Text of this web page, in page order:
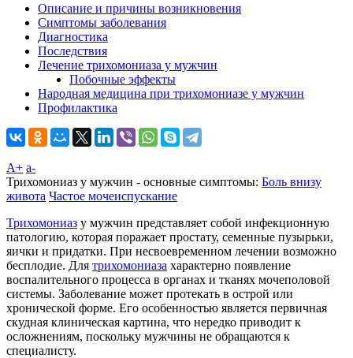
Описание и причины возникновения
Симптомы заболевания
Диагностика
Последствия
Лечение трихомониаза у мужчин
Побочные эффекты
Народная медицина при трихомониазе у мужчин
Профилактика
A+ а-
Трихомониаз у мужчин - основные симптомы: Боль внизу
живота Частое мочеиспускание
Трихомониаз у мужчин представляет собой инфекционную
патологию, которая поражает простату, семенные пузырьки,
яички и придатки. При несвоевременном лечении возможно
бесплодие. Для трихомониаза характерно появление
воспалительного процесса в органах и тканях мочеполовой
системы. Заболевание может протекать в острой или
хронической форме. Его особенностью является первичная
скудная клиническая картина, что нередко приводит к
осложнениям, поскольку мужчины не обращаются к
специалисту.